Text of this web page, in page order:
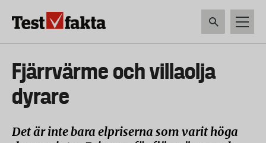
Huvudmeny
ny
Fjärrvärme och villaolja
dyrare
Det är inte bara elpriserna som varit höga